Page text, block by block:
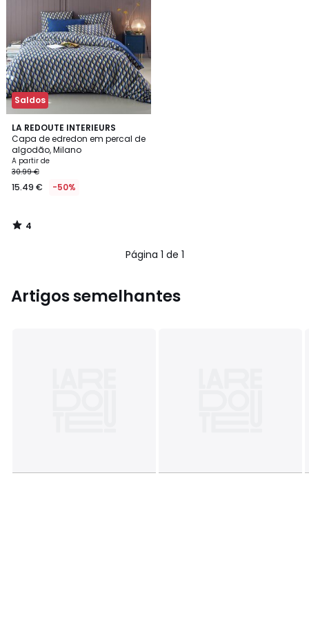
Saldos
LA REDOUTE INTERIEURS
Capa de edredon em percal de
algodão, Milano
A partir de
30.99 €
15.49 € -50%
4
/
5
4
/
Página 1 de 1
Artigos semelhantes